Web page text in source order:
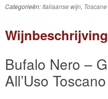
Categorieën:Italiaanse wijn, Toscane
Wijnbeschrijving
Bufalo Nero –
All’Uso